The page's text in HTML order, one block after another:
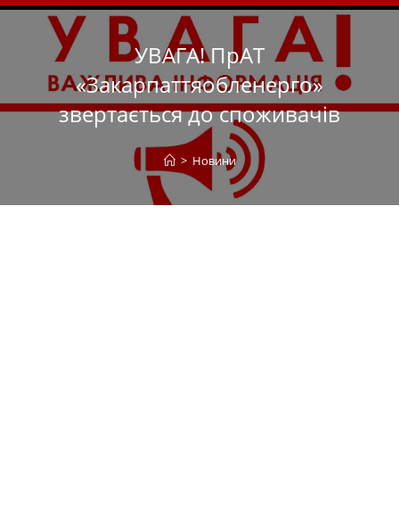
УВАГА! ПрАТ
«Закарпаттяобленерго»
звертається до споживачів
> Новини